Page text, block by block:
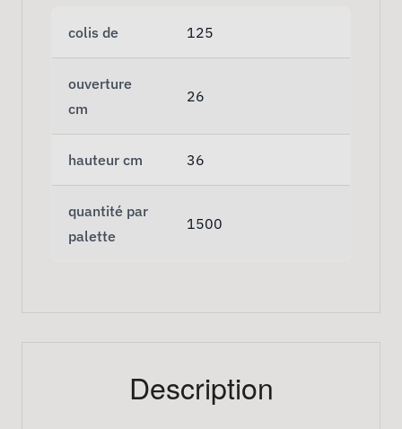
colis de 125
ouverture
cm
26
hauteur cm 36
quantité par
palette
1500
Description